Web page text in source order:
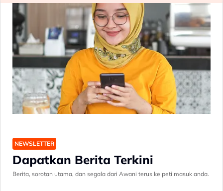
NEWSLETTER
Dapatkan Berita Terkini
Berita, sorotan utama, dan segala dari Awani terus ke peti masuk anda.